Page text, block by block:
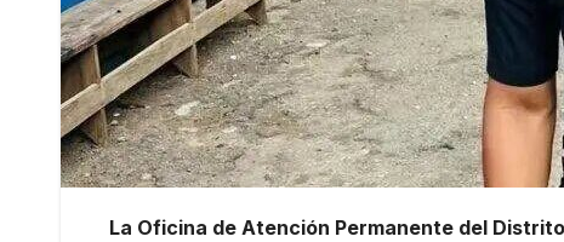
La Oficina de Atención Permanente del